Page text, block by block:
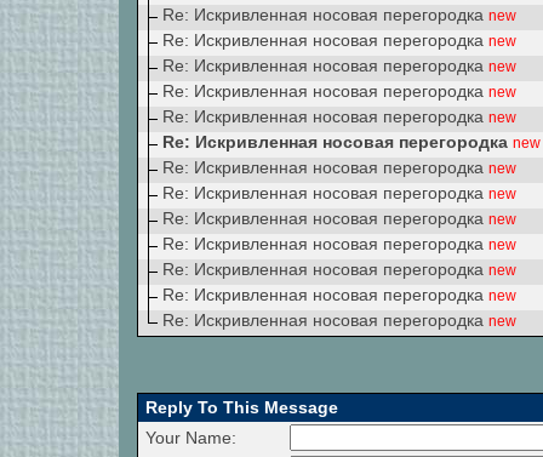
Re: Искривленная носовая перегородка new
Re: Искривленная носовая перегородка new
Re: Искривленная носовая перегородка new
Re: Искривленная носовая перегородка new
Re: Искривленная носовая перегородка new
Re: Искривленная носовая перегородка new
Re: Искривленная носовая перегородка new
Re: Искривленная носовая перегородка new
Re: Искривленная носовая перегородка new
Re: Искривленная носовая перегородка new
Re: Искривленная носовая перегородка new
Re: Искривленная носовая перегородка new
Re: Искривленная носовая перегородка new
Reply To This Message
Your Name: